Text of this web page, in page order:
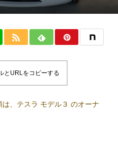
とURLをコピーする
、テスラ モデル３ のオーナ